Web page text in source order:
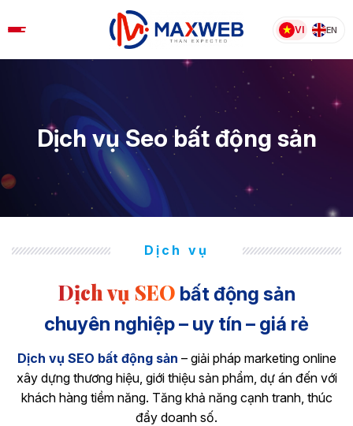
to
VI EN
Dịch vụ Seo bất động sản
Dịch vụ
Dịch vụ SEO bất động sản
chuyên nghiệp – uy tín – giá rẻ
Dịch vụ SEO bất động sản – giải pháp marketing online
xây dựng thương hiệu, giới thiệu sản phẩm, dự án đến với
khách hàng tiềm năng. Tăng khả năng cạnh tranh, thúc
đẩy doanh số.